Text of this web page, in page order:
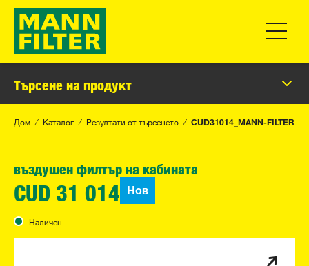
Търсене на продукт
Дом Каталог Резултати от търсенето CUD31014_MANN-FILTER
въздушен филтър на кабината
CUD 31 014 Нов
Наличен